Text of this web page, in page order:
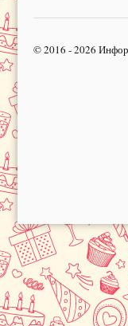
© 2016 - 2026